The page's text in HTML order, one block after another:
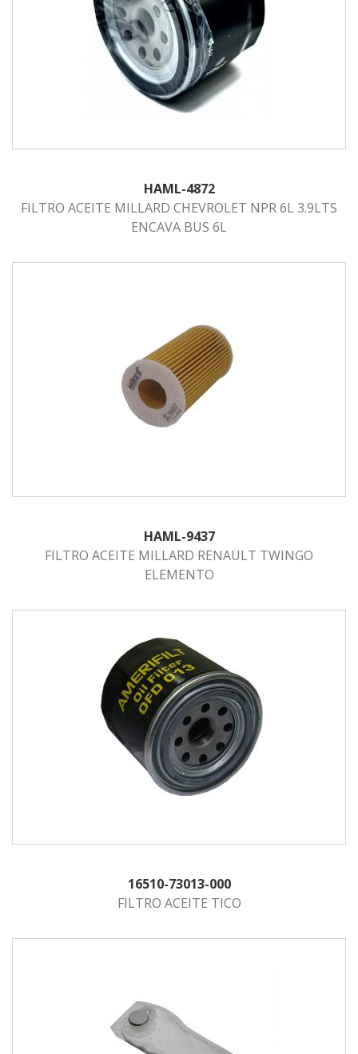
HAML-4872
FILTRO ACEITE MILLARD CHEVROLET NPR 6L 3.9LTS
ENCAVA BUS 6L
HAML-9437
FILTRO ACEITE MILLARD RENAULT TWINGO
ELEMENTO
16510-73013-000
FILTRO ACEITE TICO